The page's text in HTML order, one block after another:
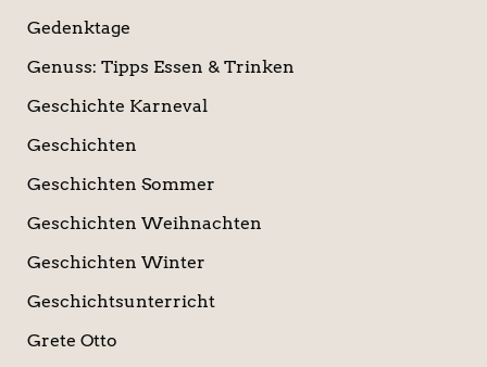
Gedenktage
Genuss: Tipps Essen & Trinken
Geschichte Karneval
Geschichten
Geschichten Sommer
Geschichten Weihnachten
Geschichten Winter
Geschichtsunterricht
Grete Otto